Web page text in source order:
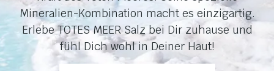
Mineralien-Kombination macht es einzigartig.
Erlebe TOTES MEER Salz bei Dir zuhause und
fühl Dich wohl in Deiner Haut!